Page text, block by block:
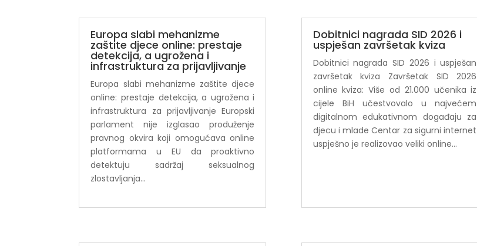
Europa slabi mehanizme
zaštite djece online: prestaje
detekcija, a ugrožena i
infrastruktura za prijavljivanje
Europa slabi mehanizme zaštite djece
online: prestaje detekcija, a ugrožena i
infrastruktura za prijavljivanje Europski
parlament nije izglasao produženje
pravnog okvira koji omogućava online
platformama u EU da proaktivno
detektuju sadržaj seksualnog
zlostavljanja...
Dobitnici nagrada SID 2026 i
uspješan završetak kviza
Dobitnici nagrada SID 2026 i uspješan
završetak kviza Završetak SID 2026
online kviza: Više od 21.000 učenika iz
cijele BiH učestvovalo u najvećem
digitalnom edukativnom događaju za
djecu i mlade Centar za sigurni internet
uspješno je realizovao veliki online...